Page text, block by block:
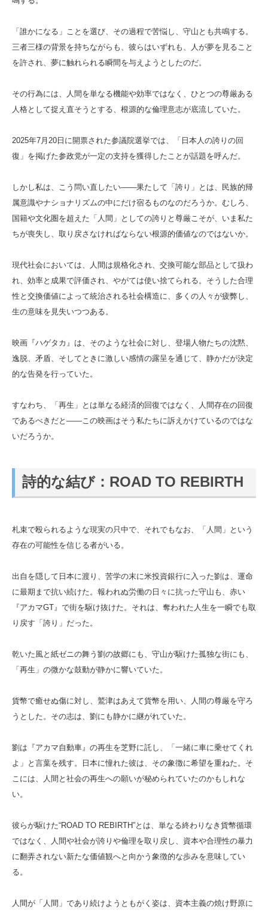
「誰かになる」ことを選び、その過程で苦悩し、守山とも共鳴する。
三者三様の背景を持ちながらも、彼らはいずれも、人が夢を見ること
を許され、夢に触れられる瞬間を与えようとしたのだ。
その行為には、人間を単なる機能や効率ではなく、ひとつの尊厳ある
人格として捉え直そうとする、根源的な倫理意志が底流していた。
2025年7月20日に開票された参議院選挙では、「日本人の誇りの回
復」を掲げた参政党が一定の支持を獲得したことが話題を呼んだ。
しかし私は、こう問い直したい——果たして「誇り」とは、民族的帰
属意識やナショナリズムの中にだけ宿るものなのだろうか。むしろ、
国籍や文化圏を超えた「人間」としての誇りと尊厳こそが、いま私た
ちが喪失し、取り戻さなければならない根源的価値なのではないか。
現代社会においては、人間は規格化され、交換可能な部品として扱わ
れ、効率と成果で評価され、やがては使い捨てられる。そうした合理
性と交換価値によって統治される社会構造に、多くの人々が疲弊し、
生の意味を見失いつつある。
映画『ハゲタカ』は、そのような社会に対し、登場人物たちの沈黙、
逸脱、矛盾、そしてときに激しい感情の露呈を通じて、静かだが決定
的な告発を行っていた。
すなわち、「再生」とは単なる経済的回復ではなく、人間存在の回復
であるべきだと——この映画はそう私たちに訴えかけているのではな
いだろうか。
詩的な結び：ROAD TO REBIRTH
札束で殴られるような現実の只中で、それでもなお、「人間」という
存在の可能性を信じる者がいる。
出自を隠して日本に渡り、苦学の末に米投資銀行に入った劉は、運命
に最期まで抗い続けた。報われぬ労働の日々に抗った守山も、赤い
『アカマGT』で街を駆け抜けた。それは、奪われた人生を一瞬でも取
り戻す「誇り」だった。
乾いた風と紙ゼニの舞う劉の故郷にも、守山が駆けた孤独な街にも、
「再生」の微かな鼓動が静かに響いていた。
貨幣で癒せぬ傷に対し、鷲津はあえて貨幣を用い、人間の尊厳を守ろ
うとした。その志は、劉にも静かに継がれていた。
劉は『アカマ自動車』の再生を芝野に託し、「一緒に車に乗せてくれ
よ」と言葉を残す。日本に憧れた彼は、その象徴に希望を重ねた。そ
こには、人間と社会の再生への願いが秘められていたのかもしれな
い。
彼らが駆けた“ROAD TO REBIRTH”とは、単なる終わりなき貨幣循環
ではなく、人間や社会が誇りや倫理を取り戻し、資本や合理性の暴力
に翻弄されない新たな価値観へと向かう象徴的な歩みを意味してい
る。
人間が「人間」であり続けようともがく姿は、資本主義の焼け野原に